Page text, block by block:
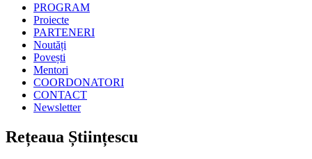
PROGRAM
Proiecte
PARTENERI
Noutăți
Povești
Mentori
COORDONATORI
CONTACT
Newsletter
Rețeaua Științescu